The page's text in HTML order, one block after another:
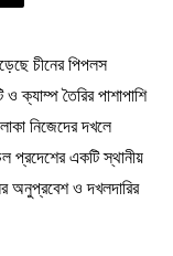
চীনের পিপলস
ক্যাম্প তৈরির পাশাপাশি
নিজেদের দখলে
প্রদেশের একটি স্থানীয়
অনুপ্রবেশ ও দখলদারির